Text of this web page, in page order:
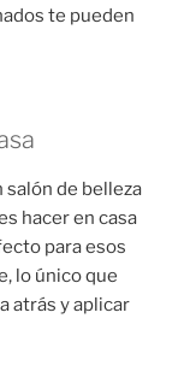
te pueden
salón de belleza
hacer en casa
para esos
lo único que
atrás y aplicar